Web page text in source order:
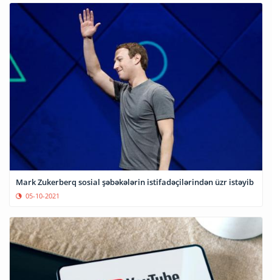
Mark Zukerberq sosial şəbəkələrin istifadəçilərindən üzr istəyib
05-10-2021